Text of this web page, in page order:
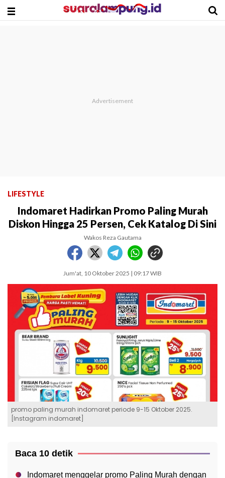
LIFESTYLE
Indomaret Hadirkan Promo Paling Murah
Diskon Hingga 25 Persen, Cek Katalog Di Sini
Wakos Reza Gautama
Jum'at, 10 Oktober 2025 | 09:17 WIB
promo paling murah indomaret periode 9-15 Oktober 2025.
[Instagram indomaret]
Baca 10 detik
Indomaret menggelar promo Paling Murah dengan